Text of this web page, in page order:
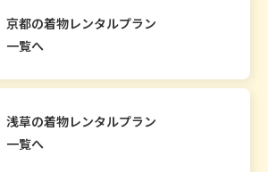
京都の着物レンタルプラン
一覧へ
浅草の着物レンタルプラン
一覧へ